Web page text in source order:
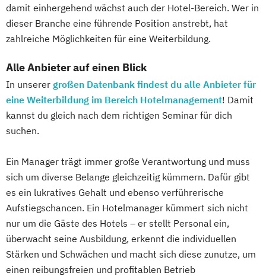
damit einhergehend wächst auch der Hotel-Bereich. Wer in
dieser Branche eine führende Position anstrebt, hat
zahlreiche Möglichkeiten für eine Weiterbildung.
Alle Anbieter auf einen Blick
In unserer großen Datenbank findest du alle Anbieter für
eine Weiterbildung im Bereich Hotelmanagement! Damit
kannst du gleich nach dem richtigen Seminar für dich
suchen.
Ein Manager trägt immer große Verantwortung und muss
sich um diverse Belange gleichzeitig kümmern. Dafür gibt
es ein lukratives Gehalt und ebenso verführerische
Aufstiegschancen. Ein Hotelmanager kümmert sich nicht
nur um die Gäste des Hotels – er stellt Personal ein,
überwacht seine Ausbildung, erkennt die individuellen
Stärken und Schwächen und macht sich diese zunutze, um
einen reibungsfreien und profitablen Betrieb